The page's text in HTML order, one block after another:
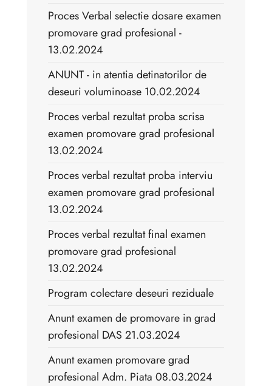
Proces Verbal selectie dosare examen
promovare grad profesional -
13.02.2024
ANUNT - in atentia detinatorilor de
deseuri voluminoase 10.02.2024
Proces verbal rezultat proba scrisa
examen promovare grad profesional
13.02.2024
Proces verbal rezultat proba interviu
examen promovare grad profesional
13.02.2024
Proces verbal rezultat final examen
promovare grad profesional
13.02.2024
Program colectare deseuri reziduale
Anunt examen de promovare in grad
profesional DAS 21.03.2024
Anunt examen promovare grad
profesional Adm. Piata 08.03.2024